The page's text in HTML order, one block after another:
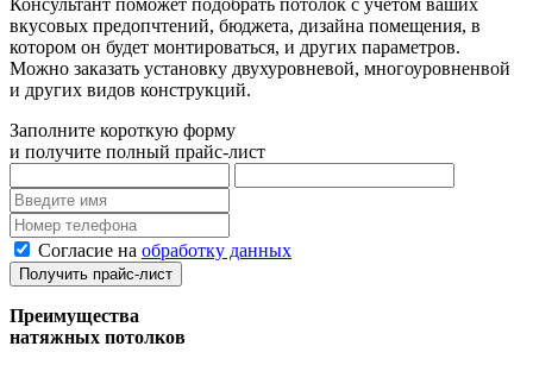
вкусовых предопчтений, бюджета, дизайна помещения, в
котором он будет монтироваться, и других параметров.
Можно заказать установку двухуровневой, многоуровненвой
и других видов конструкций.
Заполните короткую форму
и получите полный прайс-лист
Согласие на обработку данных
Получить прайс-лист
Преимущества
натяжных потолков